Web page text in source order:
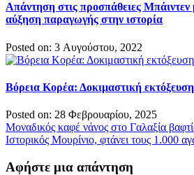
Απάντηση στις προσπάθειες Μπάιντεν
αύξηση παραγωγής στην ιστορία
Posted on: 3 Αυγούστου, 2022
Βόρεια Κορέα: Δοκιμαστική
Posted on: 28 Φεβρουαρίου, 2025
Πλοήγηση
άρθρων
Μοναδικός καφέ νάνος στο Γαλαξία
Ιστορικός Μουρίνιο, φτάνει τους 1.000
Αφήστε μια απάντηση